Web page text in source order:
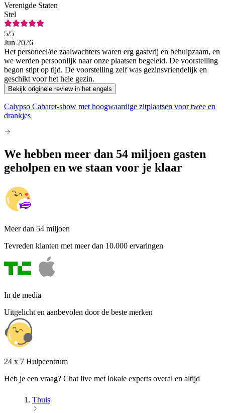
Verenigde Staten
Stel
5/5
Jun 2026
Het personeel/de zaalwachters waren erg gastvrij en behulpzaam, en
we werden persoonlijk naar onze plaatsen begeleid. De voorstelling
begon stipt op tijd. De voorstelling zelf was gezinsvriendelijk en
geschikt voor het hele gezin.
Bekijk originele review in het engels
Calypso Cabaret-show met hoogwaardige zitplaatsen voor twee en
drankjes
We hebben meer dan 54 miljoen gasten
geholpen en we staan voor je klaar
Meer dan 54 miljoen
Tevreden klanten met meer dan 10.000 ervaringen
In de media
Uitgelicht en aanbevolen door de beste merken
24 x 7 Hulpcentrum
Heb je een vraag? Chat live met lokale experts overal en altijd
Thuis